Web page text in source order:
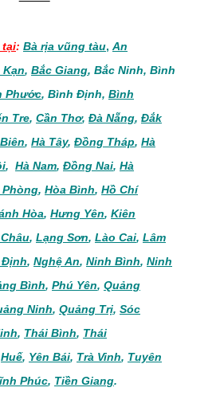
tại: Bà rịa vũng tàu, An
Kạn, Bắc Giang, Bắc Ninh, Bình
Phước, Bình Định, Bình
Tre, Cần Thơ, Đà Nẵng, Đắk
, Hà Tây, Đồng Tháp, Hà
, Hà Nam, Đồng Nai, Hà
Phòng, Hòa Bình, Hồ Chí
Hòa, Hưng Yên, Kiên
, Lạng Sơn, Lào Cai, Lâm
Định, Nghệ An, Ninh Bình, Ninh
Bình, Phú Yên, Quảng
Ninh, Quảng Trị, Sóc
, Thái Bình, Thái
Huế, Yên Bái, Trà Vinh, Tuyên
Phúc, Tiền Giang.